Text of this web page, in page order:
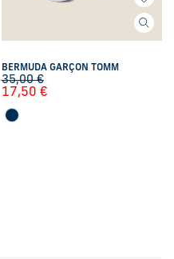
BERMUDA GARÇON TOMM
35,00€
17,50 €